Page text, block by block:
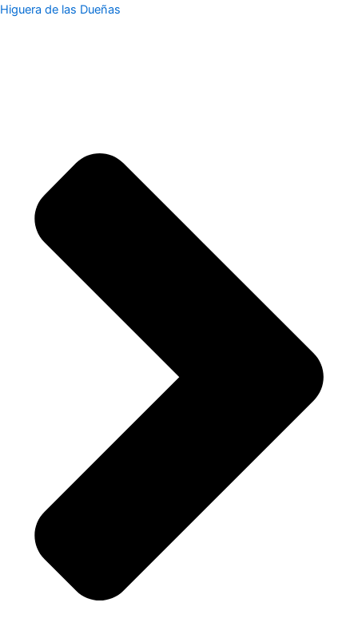
Higuera de las Dueñas